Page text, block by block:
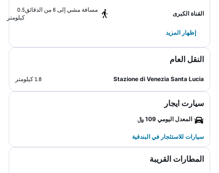
القناة الكبرى
مسافة مشي إلى 6 من الدقائق
0.5
كيلومتر
إظهار المزيد
النقل العام
Stazione di Venezia Santa Lucia 1.8 كيلومتر
سيارت ايجار
المعدل اليومي 109 ﷼
سيارات للاستئجار في البندقية
المطارات القريبة